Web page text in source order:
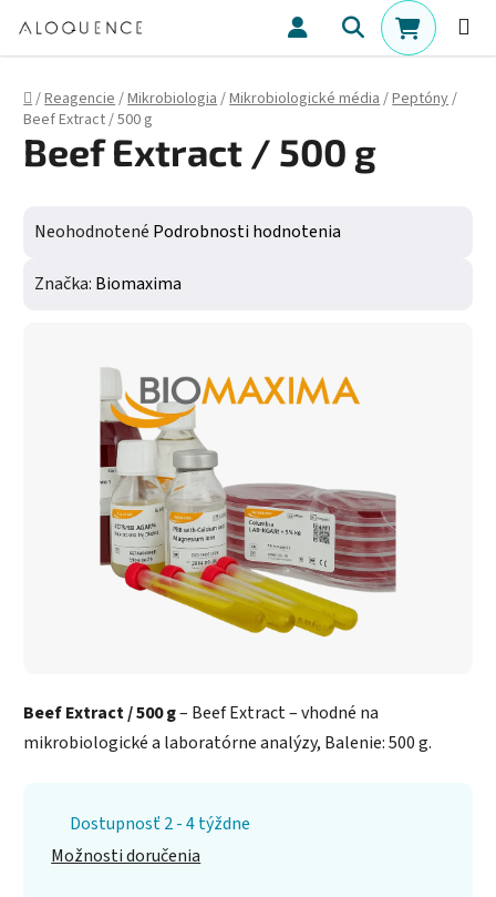
Hľadať
Domov
/Reagencie/Mikrobiologia/Mikrobiologické média/Peptóny/
Beef Extract / 500 g
Beef Extract / 500 g– Beef Extract – vhodné na
mikrobiologické a laboratórne analýzy, Balenie: 500 g.
Dostupnosť 2 - 4 týždne
Možnosti doručenia
Beef Extract / 500 g
Priemerné hodnotenie produktu je 0,0 z 5 hviezdičiek.
Neohodnotené Podrobnosti hodnotenia
Značka: Biomaxima